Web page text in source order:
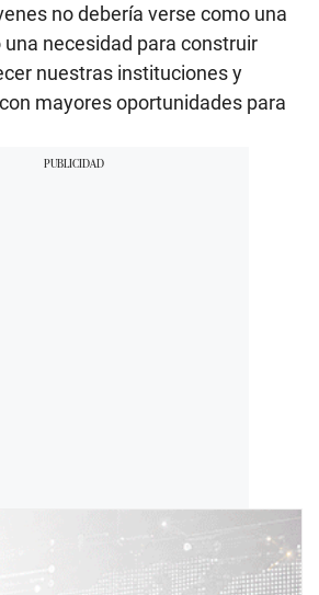
no debería verse como una
necesidad para construir
nuestras instituciones y
mayores oportunidades para